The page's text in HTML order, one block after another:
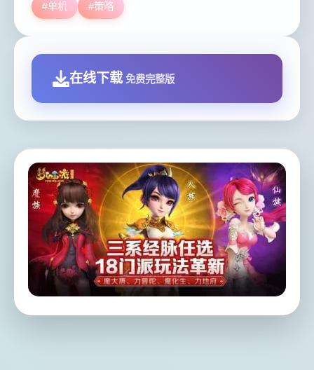
#单机 #策略
在线下载 免费完整版